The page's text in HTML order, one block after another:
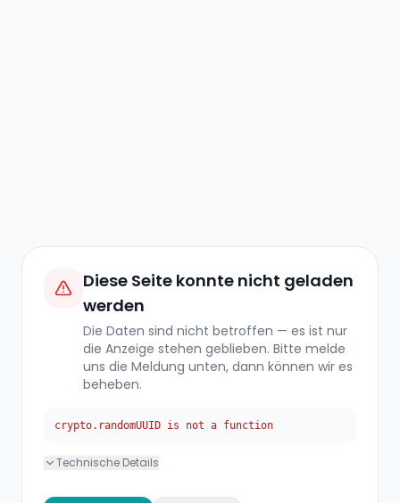
Diese Seite konnte nicht geladen
werden
Die Daten sind nicht betroffen — es ist nur
die Anzeige stehen geblieben. Bitte melde
uns die Meldung unten, dann können wir es
beheben.
crypto.randomUUID is not a function
Technische Details